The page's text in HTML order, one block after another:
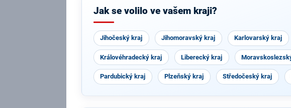
VÝCHODOČE
Jak se volilo ve vašem kraji?
Jihočeský kraj Jihomoravský kraj Karlovarský kraj
Královéhradecký kraj Liberecký kraj
Pardubický kraj Plzeňský kraj Středočeský kraj